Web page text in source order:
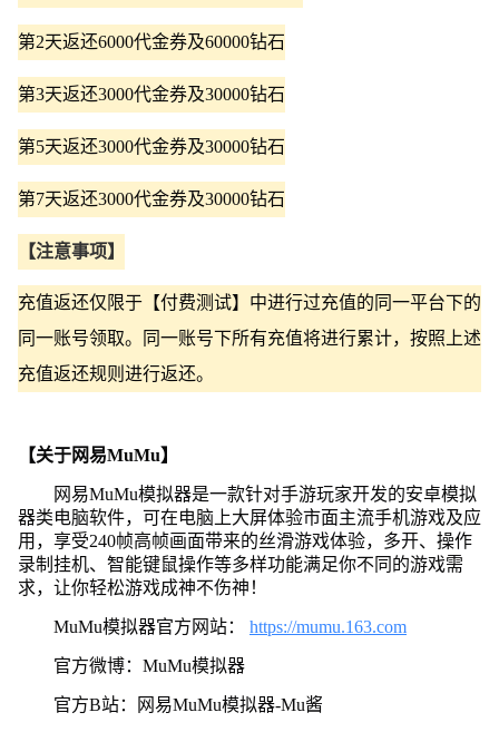
第2天返还6000代金券及60000钻石
第3天返还3000代金券及30000钻石
第5天返还3000代金券及30000钻石
第7天返还3000代金券及30000钻石
【注意事项】
充值返还仅限于【付费测试】中进行过充值的同一平台下的
同一账号领取。同一账号下所有充值将进行累计，按照上述
充值返还规则进行返还。
【关于网易MuMu】
网易MuMu模拟器是一款针对手游玩家开发的安卓模拟
器类电脑软件，可在电脑上大屏体验市面主流手机游戏及应
用，享受240帧高帧画面带来的丝滑游戏体验，多开、操作
录制挂机、智能键鼠操作等多样功能满足你不同的游戏需
求，让你轻松游戏成神不伤神！
MuMu模拟器官方网站： https://mumu.163.com
官方微博：MuMu模拟器
官方B站：网易MuMu模拟器-Mu酱